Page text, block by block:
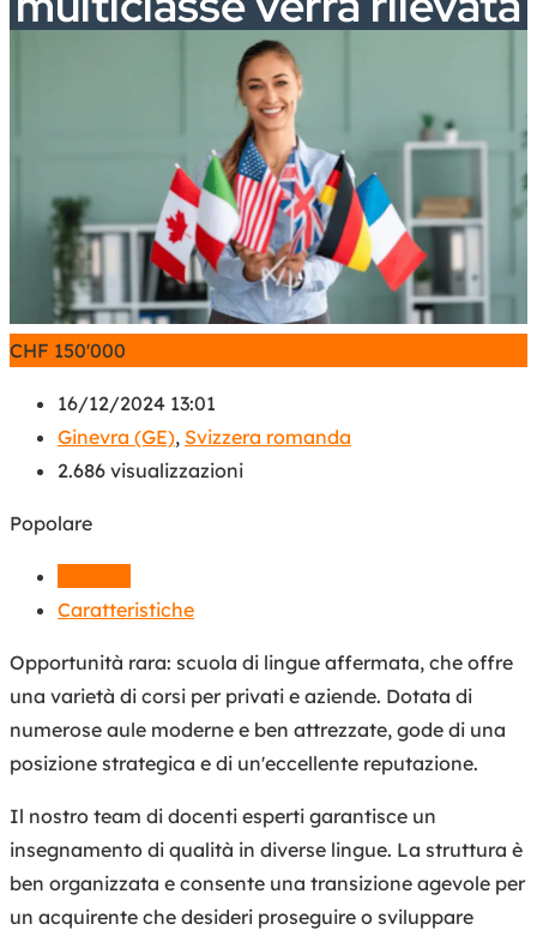
CHF 150'000
16/12/2024 13:01
Ginevra (GE), Svizzera romanda
2.686 visualizzazioni
Popolare
Caratteristiche
Opportunità rara: scuola di lingue affermata, che offre
una varietà di corsi per privati e aziende. Dotata di
numerose aule moderne e ben attrezzate, gode di una
posizione strategica e di un'eccellente reputazione.
Il nostro team di docenti esperti garantisce un
insegnamento di qualità in diverse lingue. La struttura è
ben organizzata e consente una transizione agevole per
un acquirente che desideri proseguire o sviluppare